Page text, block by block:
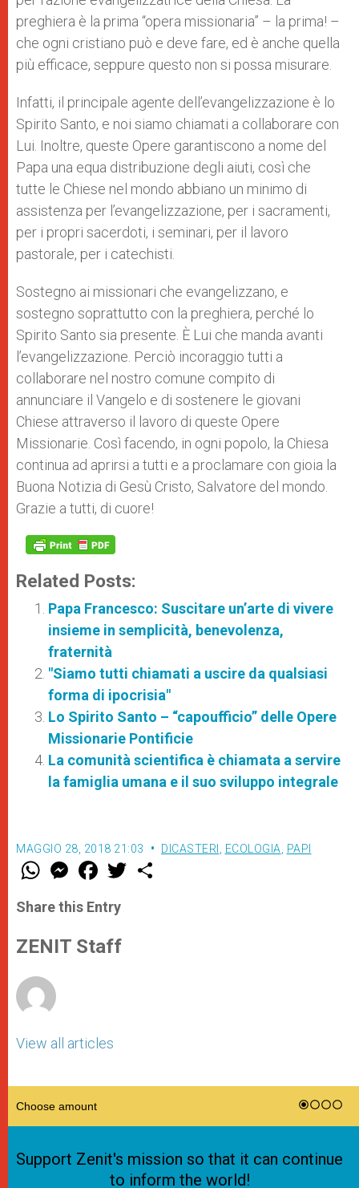
preghiera è la prima “opera missionaria” – la prima! –
che ogni cristiano può e deve fare, ed è anche quella
più efficace, seppure questo non si possa misurare.
Infatti, il principale agente dell’evangelizzazione è lo
Spirito Santo, e noi siamo chiamati a collaborare con
Lui. Inoltre, queste Opere garantiscono a nome del
Papa una equa distribuzione degli aiuti, così che
tutte le Chiese nel mondo abbiano un minimo di
assistenza per l’evangelizzazione, per i sacramenti,
per i propri sacerdoti, i seminari, per il lavoro
pastorale, per i catechisti.
Sostegno ai missionari che evangelizzano, e
sostegno soprattutto con la preghiera, perché lo
Spirito Santo sia presente. È Lui che manda avanti
l’evangelizzazione. Perciò incoraggio tutti a
collaborare nel nostro comune compito di
annunciare il Vangelo e di sostenere le giovani
Chiese attraverso il lavoro di queste Opere
Missionarie. Così facendo, in ogni popolo, la Chiesa
continua ad aprirsi a tutti e a proclamare con gioia la
Buona Notizia di Gesù Cristo, Salvatore del mondo.
Grazie a tutti, di cuore!
Related Posts:
Papa Francesco: Suscitare un’arte di vivere
insieme in semplicità, benevolenza,
fraternità
"Siamo tutti chiamati a uscire da qualsiasi
forma di ipocrisia"
Lo Spirito Santo – “capoufficio” delle Opere
Missionarie Pontificie
La comunità scientifica è chiamata a servire
la famiglia umana e il suo sviluppo integrale
MAGGIO 28, 2018 21:03 DICASTERI ECOLOGIA PAPI
W
t
s
p
p
M
e
s
e
g
e
F
a
e
b
o
k
w
Share this Entry
ZENIT Staff
View all articles